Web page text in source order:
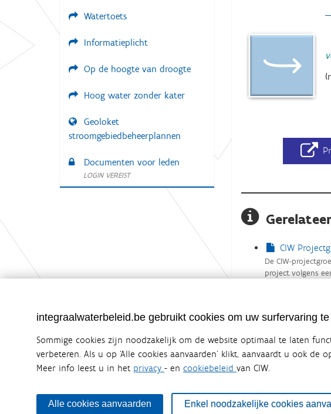
CIW
De CIW-
project volgens
Watertoets
Informatieplicht
Op de hoogte van droogte
Hoog water zonder kater
Geoloket
stroomgebiedbeheerplannen
Documenten voor leden
LOGIN VEREIST
integraalwaterbeleid.be gebruikt cookies om uw surfervaring
Sommige cookies zijn noodzakelijk om de website optimaal te laten
verbeteren. Als u op ‘Alle cookies aanvaarden’ klikt, aanvaardt u ook de
Meer info leest u in het privacy - en cookiebeleid van CIW.
Alle cookies aanvaarden Enkel noodzakelijke cookies
Integraalwaterbeleid.be is een officiële website van de
De Coördinatiecommissie Integraal Waterbeleid (CIW) is een
zijn. Ook waterbedrijven nemen deel aan het overleg. Deze samenwerking